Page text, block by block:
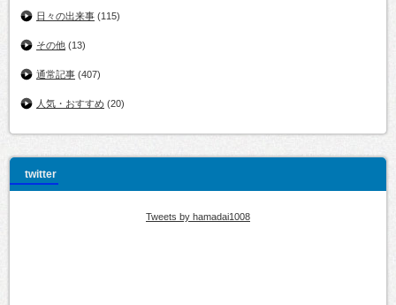
日々の出来事 (115)
その他 (13)
通常記事 (407)
人気・おすすめ (20)
twitter
Tweets by hamadai1008